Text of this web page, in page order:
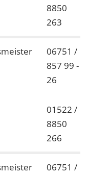
8850
263
06751 /
857 99 -
26
01522 /
8850
266
06751 /